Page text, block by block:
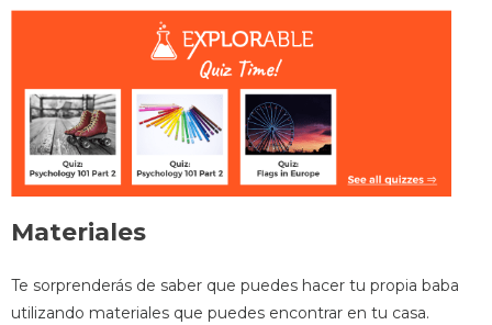
Materiales
Te sorprenderás de saber que puedes hacer tu propia baba
utilizando materiales que puedes encontrar en tu casa.